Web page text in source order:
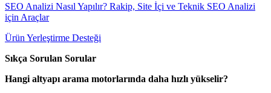
SEO Analizi Nasıl Yapılır? Rakip, Site İçi ve Teknik SEO Analizi
için Araçlar
Ürün Yerleştirme Desteği
Sıkça Sorulan Sorular
Hangi altyapı arama motorlarında daha hızlı yükselir?